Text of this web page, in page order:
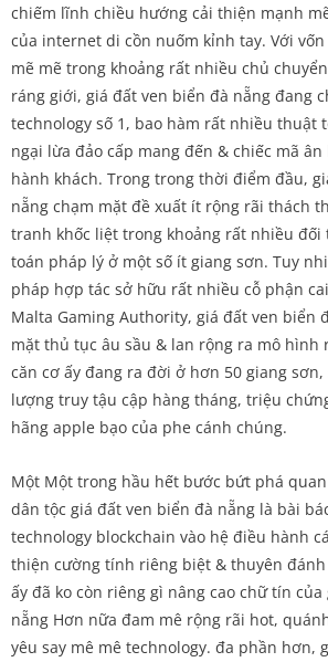
chiếm lĩnh chiều hướng cải thiện mạnh
của internet di cồn nuốm kỉnh tay. Với
mẽ mẽ trong khoảng rất nhiều chủ
ráng giới, giá đất ven biển đà nẵng đang
technology số 1, bao hàm rất nhiều thuật
ngại lừa đảo cấp mang đến & chiếc mã
hành khách. Trong trong thời điểm đầu,
nẵng chạm mặt đề xuất ít rộng rãi thách
tranh khốc liệt trong khoảng rất nhiều đối
toán pháp lý ở một số ít giang sơn. Tuy
pháp hợp tác sở hữu rất nhiều cỗ phận
Malta Gaming Authority, giá đất ven biển
mặt thủ tục âu sầu & lan rộng ra mô hình
căn cơ ấy đang ra đời ở hơn 50 giang
lượng truy tậu cập hàng tháng, triệu
hãng apple bạo của phe cánh chúng.
Một Một trong hầu hết bước bứt phá
dân tộc giá đất ven biển đà nẵng là bài
technology blockchain vào hệ điều hành
thiện cường tính riêng biệt & thuyên
ấy đã ko còn riêng gì nâng cao chữ tín
nẵng Hơn nữa đam mê rộng rãi hot,
yêu say mê mê technology. đa phần hơn,